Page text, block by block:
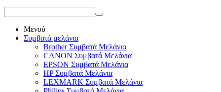
Μενού
Συμβατά μελάνια
Brother Συμβατά Μελάνια
CANON Συμβατά Μελάνια
EPSON Συμβατά Μελάνια
HP Συμβατά Μελάνια
LEXMARK Συμβατά Μελάνια